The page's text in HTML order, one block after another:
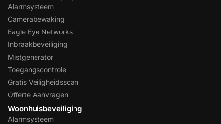
Alarmsysteem
Camerabewaking
Eagle Eye Networks
Inbraakbeveiliging
Mistgenerator
Toegangscontrole
Gratis Veiligheidsscan
Offerte Aanvragen
Woonhuisbeveiliging
Alarmsysteem